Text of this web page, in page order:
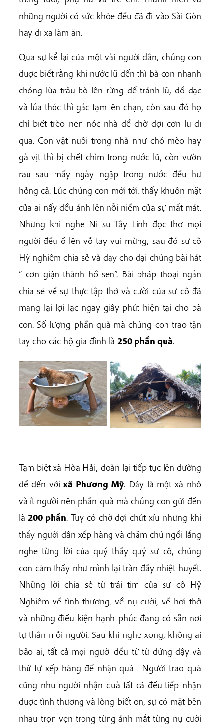
những người có sức khỏe đều đã đi vào Sài Gòn
hay đi xa làm ăn.
Qua sự kể lại của một vài người dân, chúng con
được biết rằng khi nước lũ đến thì bà con nhanh
chóng lùa trâu bò lên rừng để tránh lũ, đồ đạc
và lúa thóc thì gác tạm lên chạn, còn sau đó họ
chỉ biết trèo nên nóc nhà để chờ đợi cơn lũ đi
qua. Con vật nuôi trong nhà như chó mèo hay
gà vịt thì bị chết chìm trong nước lũ, còn vườn
rau sau mấy ngày ngập trong nước đều hư
hỏng cả. Lúc chúng con mới tới, thấy khuôn mặt
của ai nấy đều ánh lên nỗi niềm của sự mất mát.
Nhưng khi nghe Ni sư Tây Linh đọc thơ mọi
người đều ồ lên vỗ tay vui mừng, sau đó sư cô
Hỷ nghiêm chia sẻ và dạy cho đại chúng bài hát
“ cơn giận thành hồ sen”. Bài pháp thoại ngắn
chia sẻ về sự thực tập thở và cười của sư cô đã
mang lại lợi lạc ngay giây phút hiện tại cho bà
con. Số lượng phần quà mà chúng con trao tận
tay cho các hộ gia đình là 250 phần quà.
Tạm biệt xã Hòa Hải, đoàn lại tiếp tục lên đường
để đến vớixã Phương Mỹ. Đây là một xã nhỏ
và ít người nên phần quà mà chúng con gửi đến
là 200 phần. Tuy có chờ đợi chút xíu nhưng khi
thấy người dân xếp hàng và chăm chú ngồi lắng
nghe từng lời của quý thầy quý sư cô, chúng
con cảm thấy như mình lại tràn đầy nhiệt huyết.
Những lời chia sẻ từ trái tim của sư cô Hỷ
Nghiêm về tình thương, về nụ cười, về hơi thở
và những điều kiện hạnh phúc đang có sẵn nơi
tự thân mỗi người. Sau khi nghe xong, không ai
bảo ai, tất cả mọi người đều từ từ đứng dậy và
thứ tự xếp hàng để nhận quà . Người trao quà
cũng như người nhận quà tất cả đều tiếp nhận
được tình thương và lòng biết ơn, sự có mặt bên
nhau trọn vẹn trong từng ánh mắt từng nụ cười